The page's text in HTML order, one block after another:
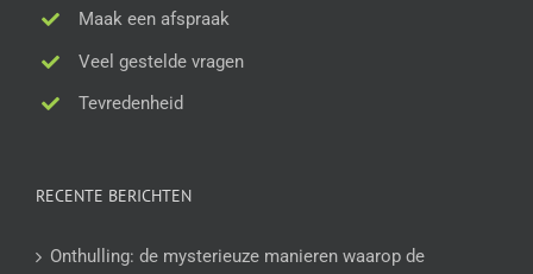
Maak een afspraak
Veel gestelde vragen
Tevredenheid
RECENTE BERICHTEN
Onthulling: de mysterieuze manieren waarop de